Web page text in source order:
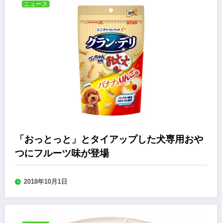
ニュース
「おっとっと」とタイアップした犬専用おや
つにフルーツ味が登場
2018年10月1日